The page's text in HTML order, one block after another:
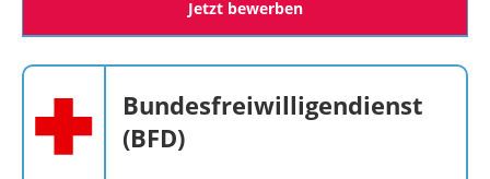
Jetzt bewerben
Bundesfreiwilligendienst
(BFD)